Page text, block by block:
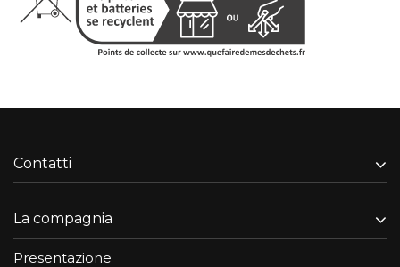
Contatti
La compagnia
Presentazione